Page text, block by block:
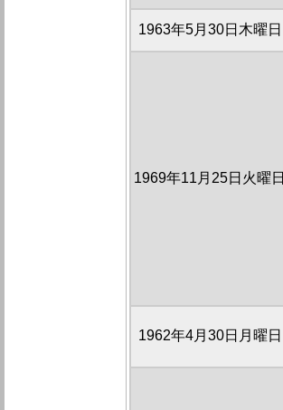
1963年5月30日木曜日
1969年11月25日火曜日
1962年4月30日月曜日